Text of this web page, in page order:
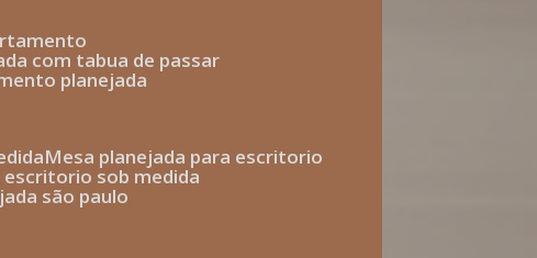
com tabua de passar
planejada
mesa planejada para escritorio
escritorio sob medida
são paulo